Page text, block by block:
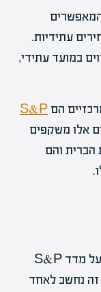
עתידיות.
במועד עתידי,
הם S&P
אלו משקפים
הברית והם
לפי הנתונים האחרונים, החוזים העתידיים על מדד S&P
נקודות. מדד זה נחשב לאחד